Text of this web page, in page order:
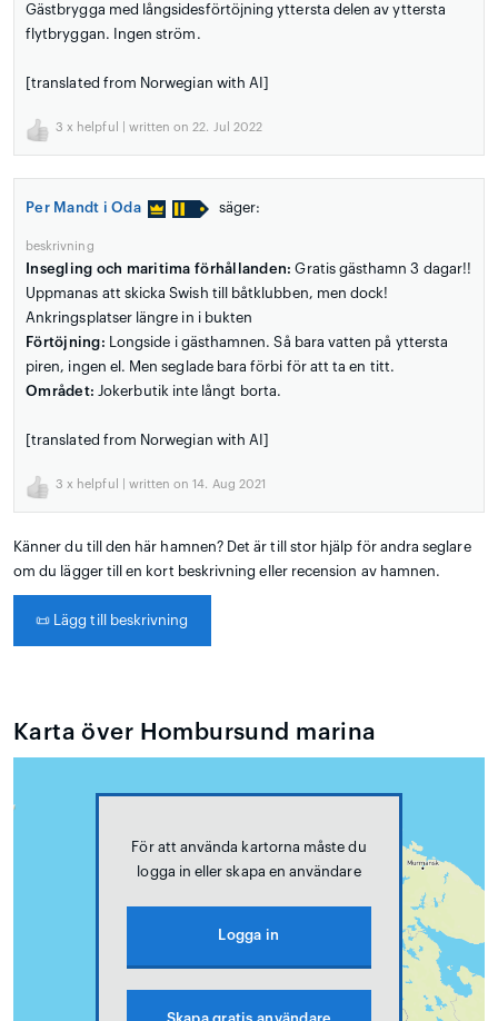
Gästbrygga med långsidesförtöjning yttersta delen av yttersta
flytbryggan. Ingen ström.
[translated from Norwegian with AI]
3 x helpful | written on 22. Jul 2022
Per Mandt i Oda säger:
beskrivning
Insegling och maritima förhållanden: Gratis gästhamn 3 dagar!!
Uppmanas att skicka Swish till båtklubben, men dock!
Ankringsplatser längre in i bukten
Förtöjning: Longside i gästhamnen. Så bara vatten på yttersta
piren, ingen el. Men seglade bara förbi för att ta en titt.
Området: Jokerbutik inte långt borta.
[translated from Norwegian with AI]
3 x helpful | written on 14. Aug 2021
Känner du till den här hamnen? Det är till stor hjälp för andra seglare
om du lägger till en kort beskrivning eller recension av hamnen.
📜 Lägg till beskrivning
Karta över Hombursund marina
För att använda kartorna måste du
logga in eller skapa en användare
Logga in